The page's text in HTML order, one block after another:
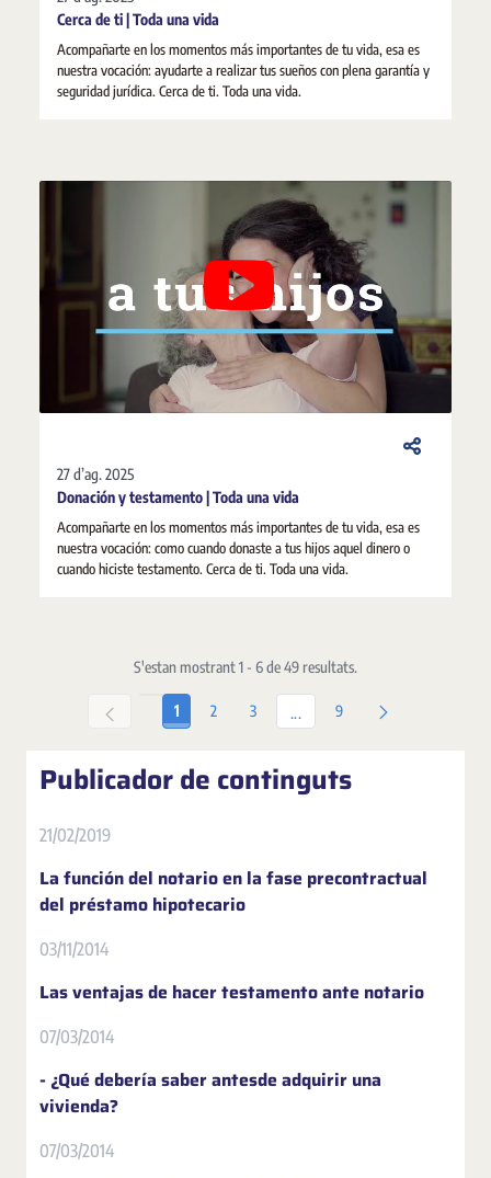
Cerca de ti | Toda una vida
Acompañarte en los momentos más importantes de tu vida, esa es
nuestra vocación: ayudarte a realizar tus sueños con plena garantía y
seguridad jurídica. Cerca de ti. Toda una vida.
27 d’ag. 2025
Donación y testamento | Toda una vida
Acompañarte en los momentos más importantes de tu vida, esa es
nuestra vocación: como cuando donaste a tus hijos aquel dinero o
cuando hiciste testamento. Cerca de ti. Toda una vida.
S'estan mostrant 1 - 6 de 49 resultats.
Pàgina
1 Pàgina
2 Pàgina
3 ... Pàgines intermèdies
Pàgina
9
Publicador de continguts
21/02/2019
La función del notario en la fase precontractual
del préstamo hipotecario
03/11/2014
Las ventajas de hacer testamento ante notario
07/03/2014
- ¿Qué debería saber antesde adquirir una
vivienda?
07/03/2014